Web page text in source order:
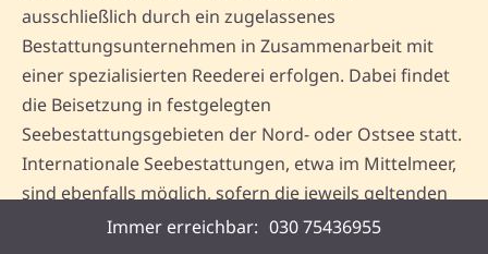
ausschließlich durch ein zugelassenes
Bestattungsunternehmen in Zusammenarbeit mit
einer spezialisierten Reederei erfolgen. Dabei findet
die Beisetzung in festgelegten
Seebestattungsgebieten der Nord- oder Ostsee statt.
Internationale Seebestattungen, etwa im Mittelmeer,
sind ebenfalls möglich, sofern die jeweils geltenden
Vorschriften des Ziellandes berücksichtigt werden.
Immer erreichbar: 030 75436955